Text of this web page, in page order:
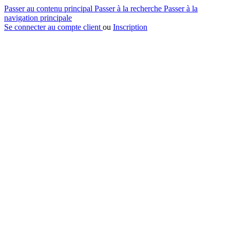
Passer au contenu principal Passer à la recherche Passer à la
navigation principale
Se connecter au compte client ou Inscription